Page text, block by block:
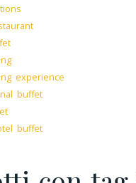
experience
buffet
buffet